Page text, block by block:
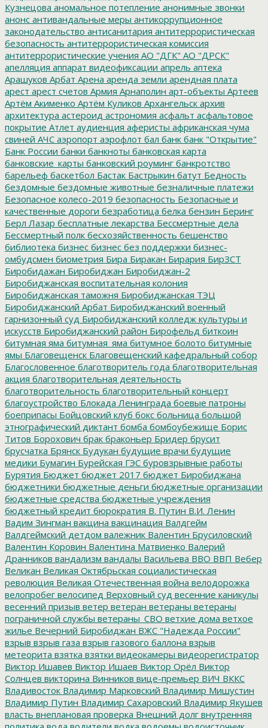
Кузнецова аномальное потепление анонимные звонки
анонс антивандальные меры антикоррупционное
законодательство антисанитария антитеррористическая
безопасность антитеррористическая комиссия
антитеррористические учения АО "ДГК" АО "ДРСК"
апелляция аппарат видеофиксации апрель аптека
Арашуков Арбат Арена аренда земли арендная плата
арест арест счетов Армия Арнаполин арт-объекты Артеев
Артём Акименко Артём Куликов Архангельск архив
архитектура астероид астрономия асфальт асфальтовое
покрытие Атлет аудиенция аферисты африканская чума
свиней АЧС аэропорт аэрофлот бал банк банк "Открытие"
Банк России банки банкноты банковская карта
банковские_карты банковский роуминг банкротство
барельеф баскетбол Бастак Бастрыкин батут Бедность
бездомные бездомные животные безналичные платежи
Безопасное колесо-2019 безопасность Безопасные и
качественные дороги безработица белка бензин Беринг
Берл Лазар бесплатные лекарства Бессмертные дела
Бессмертный полк бесхозяйственность бешенство
библиотека бизнес бизнес без поддержки бизнес-
омбудсмен биометрия Бира Биракан Бирария БирЗСТ
Биробидажан Биробиджан Биробиджан-2
Биробиджанская воспитательная колония
Биробиджанская таможня Биробиджанская ТЭЦ
Биробиджанский Арбат Биробиджанский военный
гарнизонный суд Биробиджанский колледж культуры и
искусств Биробиджанский район Бирофельд биткоин
битумная яма битумная_яма битумное болото битумные
ямы Благовещенск Благовещенский кафедральный собор
Благословенное благотворитель года благотворительная
акция благотворительная деятельность
благотворительность благотворительный концерт
благоустройство Блокада Ленинграда боевые патроны
боеприпасы Бойцовский клуб бокс больница большой
этнографический диктант бомба бомбоубежище Борис
Титов Борохович брак браконьер Бридер брусит
брусчатка Брянск Будукан будущие врачи будущие
медики Бумагин Бурейская ГЭС буровзрывные работы
Бурятия Бюджет бюджет 2017 бюджет Биробиджана
бюджетники бюджетные деньги бюджетные организации
бюджетные средства бюджетные учреждения
бюджетный кредит бюрократия В. Путин В.И. Ленин
Вадим Зингман вакцина вакцинация Валдгейм
Валдгеймский детдом валежник Валентин Брусиловский
Валентин Коровин Валентина Матвиенко Валерий
Дранников вандализм вандалы Васильева ВВО ВВП Вебер
Великан Великая Октябрьская социалистическая
революция Великая Отечественная война велодорожка
велопробег велосипед Верховный суд весенние каникулы
весенний призыв ветер ветеран ветераны ветераны
пограничной службы ветераны_СВО ветхие дома ветхое
жилье Вечерний Биробиджан ВЖС "Надежда России"
взрыв взрыв газа взрыв газового баллона взрыв
метеорита взятка взятки видеокамеры видеорегистратор
Виктор Ишавев Виктор Ишаев Виктор Орёл Виктор
Солнцев викторина Винников вице-премьер ВИЧ ВККС
Владивосток Владимир Марковский Владимир Мишустин
Владимир Путин Владимир Сахаровский Владимир Якушев
власть внеплановая проверка Внешний долг внутренняя